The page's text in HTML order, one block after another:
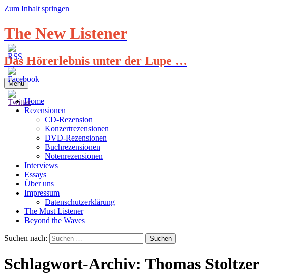
Zum Inhalt springen
The New Listener
Das Hörerlebnis unter der Lupe …
Menü
Home
Rezensionen
CD-Rezension
Konzertrezensionen
DVD-Rezensionen
Buchrezensionen
Notenrezensionen
Interviews
Essays
Über uns
Impressum
Datenschutzerklärung
The Must Listener
Beyond the Waves
Suchen nach:
Schlagwort-Archiv: Thomas Stoltzer